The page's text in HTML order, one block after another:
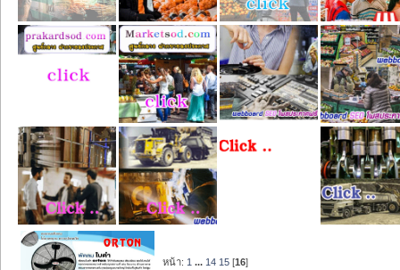
หน้า: 1 ... 14 15 [16]